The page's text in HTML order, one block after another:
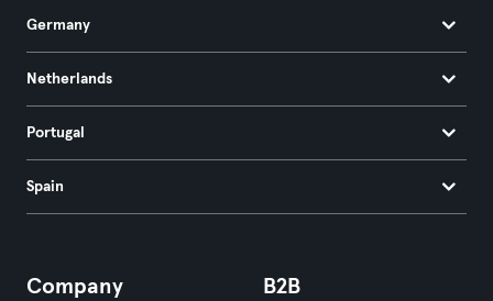
Germany
Netherlands
Portugal
Spain
Company B2B